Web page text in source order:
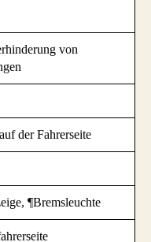
von
der Fahrerseite
¶Bremsleuchte